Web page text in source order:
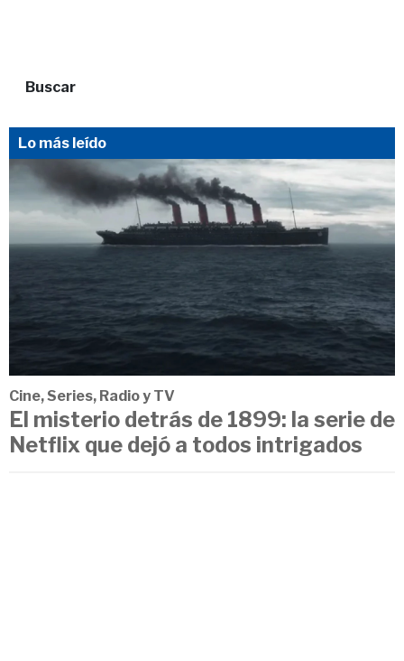
Buscar
Lo más leído
Cine, Series, Radio y TV
El misterio detrás de 1899: la serie de
Netflix que dejó a todos intrigados